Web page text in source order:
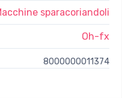
sparacoriandoli
Oh-fx
8000000011374